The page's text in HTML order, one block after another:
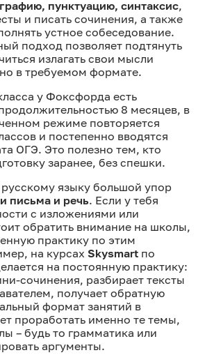
пунктуацию, синтаксис,
и писать сочинения, а также
устное собеседование.
подход позволяет подтянуть
излагать свои мысли
в требуемом формате.
у Фоксфорда есть
8 месяцев, в
режиме повторяется
и постепенно вводятся
ОГЭ. Это полезно тем, кто
заранее, без спешки.
языку большой упор
письма и речь. Если у тебя
с изложениями или
обратить внимание на школы,
практику по этим
на курсах Skysmart по
на постоянную практику:
сочинения, разбирает тексты
получает обратную
формат занятий в
проработать именно те темы,
– будь то грамматика или
аргументы.